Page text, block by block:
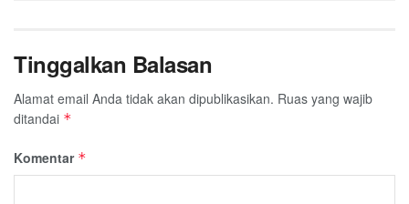
Tinggalkan Balasan
Alamat email Anda tidak akan dipublikasikan. Ruas yang wajib
ditandai *
Komentar *